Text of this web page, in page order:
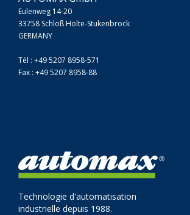
Eulenweg 14-20
33758 Schloß Holte-Stukenbrock
GERMANY
Tél : +49 5207 8958-571
Fax : +49 5207 8958-88
Technologie d'automatisation
industrielle depuis 1988.